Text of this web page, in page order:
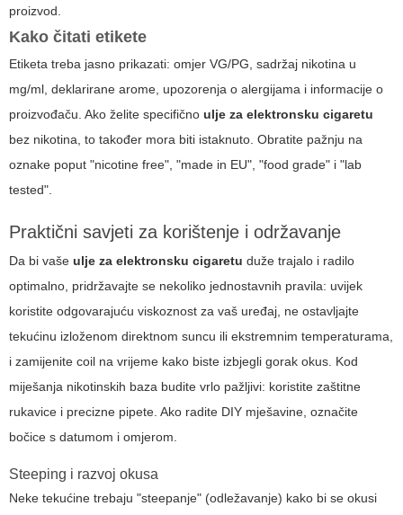
proizvod.
Kako čitati etikete
Etiketa treba jasno prikazati: omjer VG/PG, sadržaj nikotina u
mg/ml, deklarirane arome, upozorenja o alergijama i informacije o
proizvođaču. Ako želite specifično ulje za elektronsku cigaretu
bez nikotina, to također mora biti istaknuto. Obratite pažnju na
oznake poput "nicotine free", "made in EU", "food grade" i "lab
tested".
Praktični savjeti za korištenje i održavanje
Da bi vaše ulje za elektronsku cigaretu duže trajalo i radilo
optimalno, pridržavajte se nekoliko jednostavnih pravila: uvijek
koristite odgovarajuću viskoznost za vaš uređaj, ne ostavljajte
tekućinu izloženom direktnom suncu ili ekstremnim temperaturama,
i zamijenite coil na vrijeme kako biste izbjegli gorak okus. Kod
miješanja nikotinskih baza budite vrlo pažljivi: koristite zaštitne
rukavice i precizne pipete. Ako radite DIY mješavine, označite
bočice s datumom i omjerom.
Steeping i razvoj okusa
Neke tekućine trebaju "steepanje" (odležavanje) kako bi se okusi